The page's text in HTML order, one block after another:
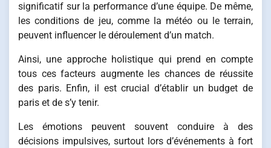
significatif sur la performance d’une équipe. De même,
les conditions de jeu, comme la météo ou le terrain,
peuvent influencer le déroulement d’un match.
Ainsi, une approche holistique qui prend en compte
tous ces facteurs augmente les chances de réussite
des paris. Enfin, il est crucial d’établir un budget de
paris et de s’y tenir.
Les émotions peuvent souvent conduire à des
décisions impulsives, surtout lors d’événements à fort